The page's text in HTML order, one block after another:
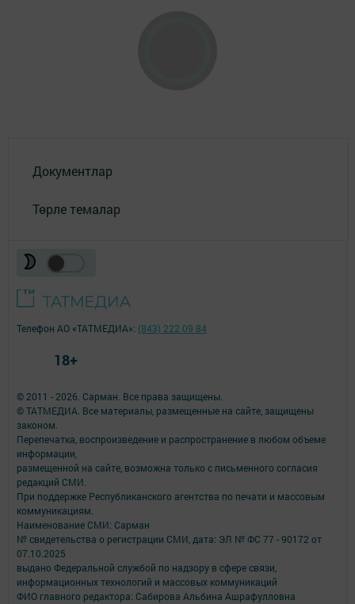
Документлар
Төрле темалар
© 2011 - 2026. Сарман. Все права защищены.
© ТАТМЕДИА. Все материалы, размещенные на сайте, защищены
законом.
Перепечатка, воспроизведение и распространение в любом объеме
информации,
размещенной на сайте, возможна только с письменного согласия
редакций СМИ.
При поддержке Республиканского агентства по печати и массовым
коммуникациям.
Наименование СМИ: Сарман
№ свидетельства о регистрации СМИ, дата: ЭЛ № ФС 77 - 90172 от
07.10.2025
выдано Федеральной службой по надзору в сфере связи,
информационных технологий и массовых коммуникаций
ФИО главного редактора: Сабирова Альбина Ашрафулловна
Телефон АО «ТАТМЕДИА»: (843) 222 09 84
18+